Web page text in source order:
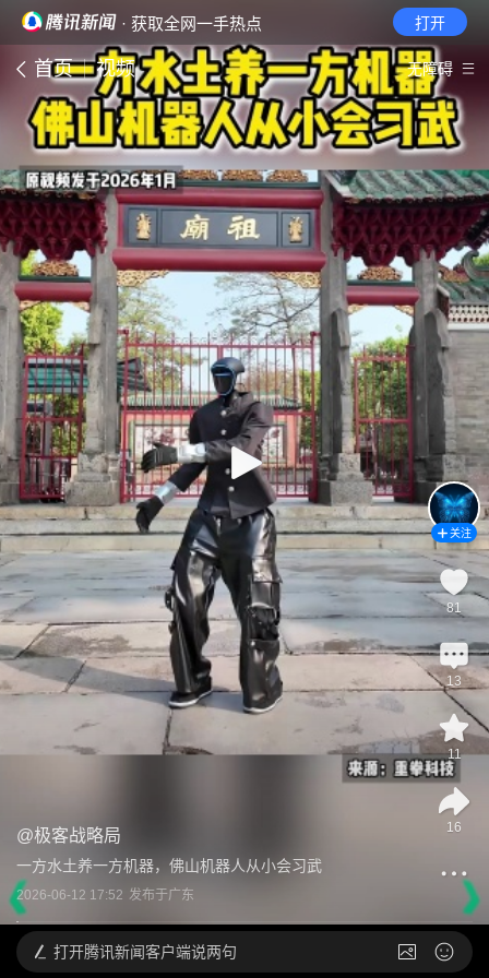
· 获取全网一手热点 打开
首页 视频 无障碍
@极客战略局
一方水土养一方机器，佛山机器人从小会习武
2026-06-12 17:52 发布于广东
关注
81
13
11
16
打开腾讯新闻客户端说两句